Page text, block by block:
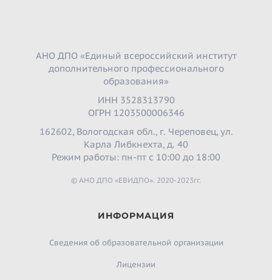
АНО ДПО «Единый всероссийский институт
дополнительного профессионального
образования»
ИНН 3528313790
ОГРН 1203500006346
162602, Вологодская обл., г. Череповец, ул.
Карла Либкнехта, д. 40
Режим работы: пн-пт с 10:00 до 18:00
© АНО ДПО «ЕВИДПО». 2020-2023гг.
ИНФОРМАЦИЯ
Сведения об образовательной организации
Лицензии